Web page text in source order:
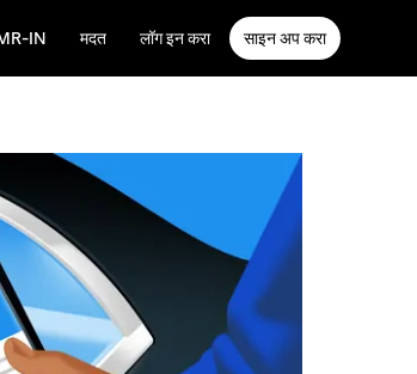
IN मदत लॉग इन करा साइन अप करा